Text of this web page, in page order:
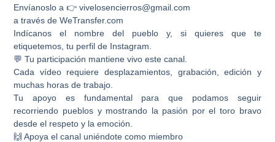
Envíanoslo a 👉 vivelosencierros@gmail.com
a través de WeTransfer.com
Indícanos el nombre del pueblo y, si quieres que te
etiquetemos, tu perfil de Instagram.
💬 Tu participación mantiene vivo este canal.
Cada vídeo requiere desplazamientos, grabación, edición y
muchas horas de trabajo.
Tu apoyo es fundamental para que podamos seguir
recorriendo pueblos y mostrando la pasión por el toro bravo
desde el respeto y la emoción.
🙌 Apoya el canal uniéndote como miembro